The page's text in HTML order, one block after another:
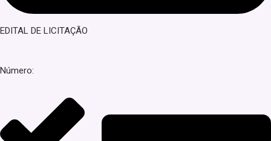
EDITAL DE LICITAÇÃO
Número: